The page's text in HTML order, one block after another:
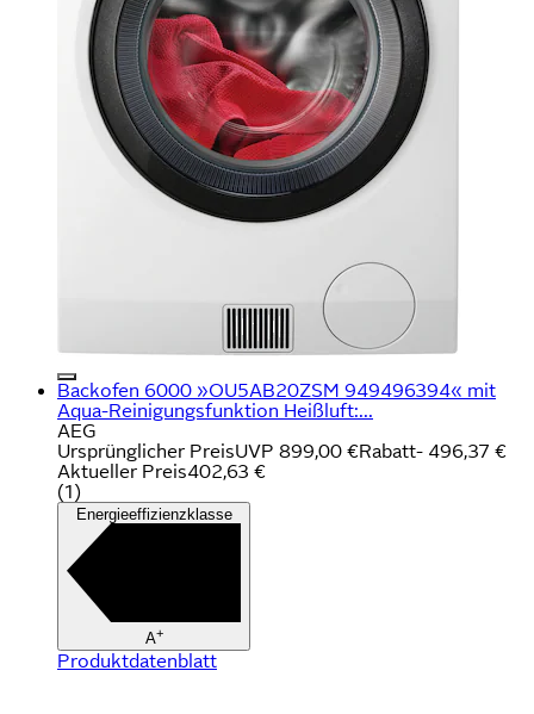
Backofen 6000 »OU5AB20ZSM 949496394« mit
Aqua-Reinigungsfunktion Heißluft:...
AEG
Ursprünglicher PreisUVP 899,00 €Rabatt- 496,37 €
Aktueller Preis402,63 €
(1)
Energieeffizienzklasse
A+
Produktdatenblatt